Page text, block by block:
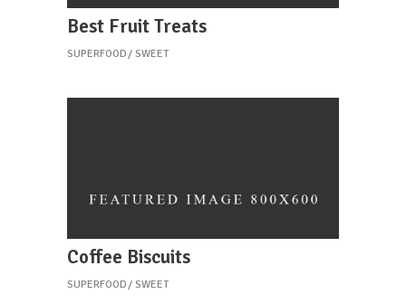
Best Fruit Treats
SUPERFOOD SWEET
Coffee Biscuits
SUPERFOOD SWEET